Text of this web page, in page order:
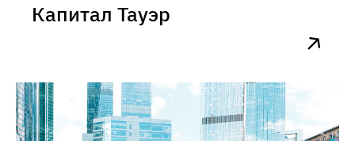
Капитал Тауэр